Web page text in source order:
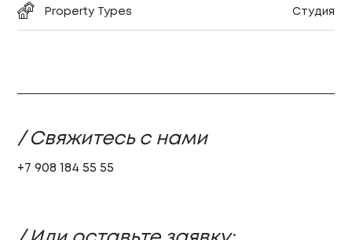
Property Types Студия
/ Свяжитесь с нами
+7 908 184 55 55